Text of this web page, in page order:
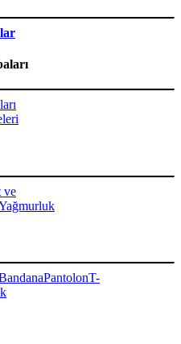
ve
PantolonT-